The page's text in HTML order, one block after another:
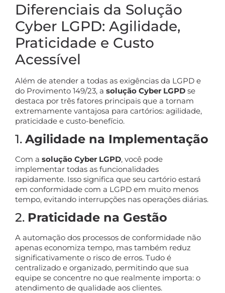
Diferenciais da Solução
Cyber LGPD: Agilidade,
Praticidade e Custo
Acessível
Além de atender a todas as exigências da LGPD e
do Provimento 149/23, a solução Cyber LGPD se
destaca por três fatores principais que a tornam
extremamente vantajosa para cartórios: agilidade,
praticidade e custo-benefício.
1. Agilidade na Implementação
Com a solução Cyber LGPD, você pode
implementar todas as funcionalidades
rapidamente. Isso significa que seu cartório estará
em conformidade com a LGPD em muito menos
tempo, evitando interrupções nas operações diárias.
2. Praticidade na Gestão
A automação dos processos de conformidade não
apenas economiza tempo, mas também reduz
significativamente o risco de erros. Tudo é
centralizado e organizado, permitindo que sua
equipe se concentre no que realmente importa: o
atendimento de qualidade aos clientes.